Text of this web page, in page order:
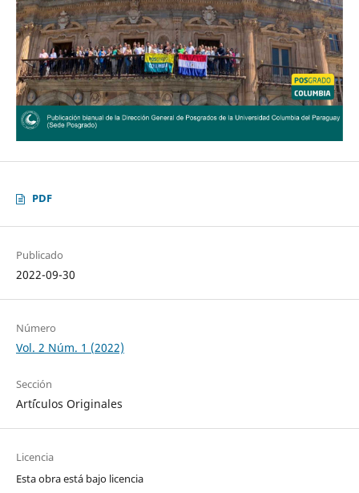
PDF
Publicado
2022-09-30
Número
Vol. 2 Núm. 1 (2022)
Sección
Art´ículos Originales
Licencia
Esta obra está bajo licencia